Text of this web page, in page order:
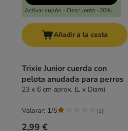
Activar cupón - Descuento -20%
Añadir a la cesta
Trixie Junior cuerda con
pelota anudada para perros
23 x 6 cm aprox. (L x Diam)
2,99 €
Valorar: 1/5 (1)